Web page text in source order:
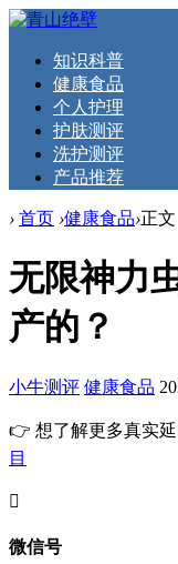
知识科普
健康食品
个人护理
护肤测评
洗护测评
产品推荐
› 首页 ›健康食品›正文
无限神力
产的？
小牛测评 健康食品
👉 想了解更多真实
目
󦘖
微信号